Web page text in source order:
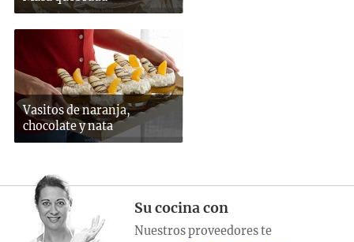
Vasitos de naranja,
chocolate y nata
Su cocina con
Nuestros proveedores te